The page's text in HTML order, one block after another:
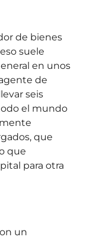
de bienes
suele
en unos
de
seis
el mundo
que
que
para otra
un